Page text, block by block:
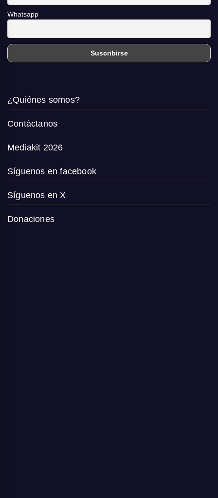
Whatsapp
¿Quiénes somos?
Contáctanos
Mediakit 2026
Síguenos en facebook
Síguenos en X
Donaciones